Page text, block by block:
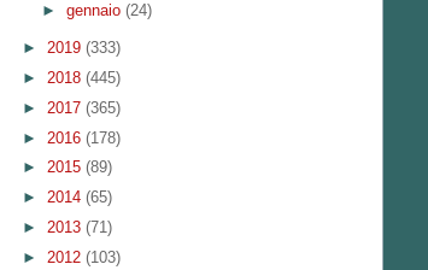
► gennaio (24)
► 2019 (333)
► 2018 (445)
► 2017 (365)
► 2016 (178)
► 2015 (89)
► 2014 (65)
► 2013 (71)
► 2012 (103)